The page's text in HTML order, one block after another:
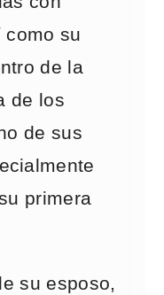
su
de la
de los
de sus
primera
su esposo,